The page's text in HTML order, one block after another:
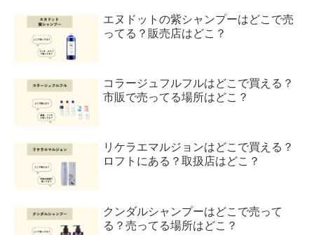
エヌドットの紫シャンプーはどこで売
ってる？販売店はどこ？
コラージュフルフルはどこで買える？
市販で売ってる場所はどこ？
リケラエマルジョンはどこで買える？
ロフトにある？取扱店はどこ？
クンダルシャンプーはどこで売って
る？売ってる場所はどこ？